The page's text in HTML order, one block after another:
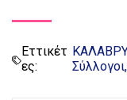
Εττικέτ
ες:
Σύλλογοι